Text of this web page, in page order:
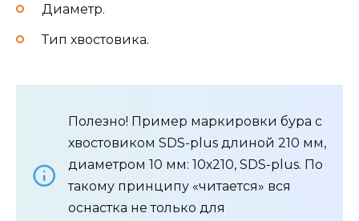
Диаметр.
Тип хвостовика.
Полезно! Пример маркировки бура с
хвостовиком SDS-plus длиной 210 мм,
диаметром 10 мм: 10х210, SDS-plus. По
такому принципу «читается» вся
оснастка не только для